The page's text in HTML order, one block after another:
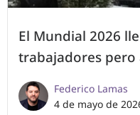
El Mundial 2026
trabajadores
Federico Lamas
4 de mayo de